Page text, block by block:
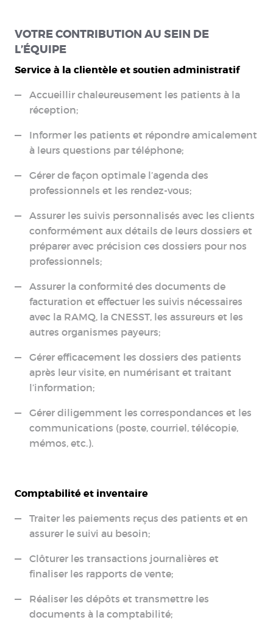
VOTRE CONTRIBUTION AU SEIN DE
L’ÉQUIPE
Service à la clientèle et soutien administratif
Accueillir chaleureusement les patients à la
réception;
Informer les patients et répondre amicalement
à leurs questions par téléphone;
Gérer de façon optimale l’agenda des
professionnels et les rendez-vous;
Assurer les suivis personnalisés avec les clients
conformément aux détails de leurs dossiers et
préparer avec précision ces dossiers pour nos
professionnels;
Assurer la conformité des documents de
facturation et effectuer les suivis nécessaires
avec la RAMQ, la CNESST, les assureurs et les
autres organismes payeurs;
Gérer efficacement les dossiers des patients
après leur visite, en numérisant et traitant
l’information;
Gérer diligemment les correspondances et les
communications (poste, courriel, télécopie,
mémos, etc.).
Comptabilité et inventaire
Traiter les paiements reçus des patients et en
assurer le suivi au besoin;
Clôturer les transactions journalières et
finaliser les rapports de vente;
Réaliser les dépôts et transmettre les
documents à la comptabilité;